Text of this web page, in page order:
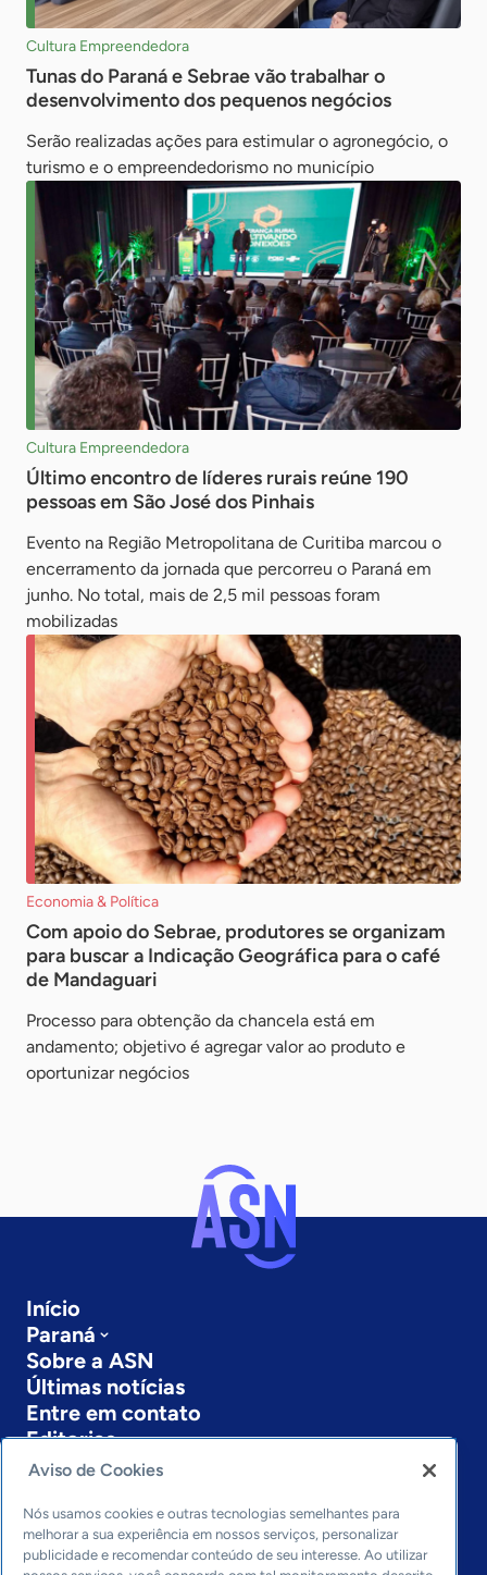
Cultura Empreendedora
Tunas do Paraná e Sebrae vão trabalhar o
desenvolvimento dos pequenos negócios
Serão realizadas ações para estimular o agronegócio, o
turismo e o empreendedorismo no município
Cultura Empreendedora
Último encontro de líderes rurais reúne 190
pessoas em São José dos Pinhais
Evento na Região Metropolitana de Curitiba marcou o
encerramento da jornada que percorreu o Paraná em
junho. No total, mais de 2,5 mil pessoas foram
mobilizadas
Economia & Política
Com apoio do Sebrae, produtores se organizam
para buscar a Indicação Geográfica para o café
de Mandaguari
Processo para obtenção da chancela está em
andamento; objetivo é agregar valor ao produto e
oportunizar negócios
Início
Paraná
Sobre a ASN
Últimas notícias
Entre em contato
Editorias
Economia & Política
Inovação & Tecnologia
Cultura empreendedora
Dados
Aviso de Cookies
Nós usamos cookies e outras tecnologias semelhantes para
melhorar a sua experiência em nossos serviços, personalizar
publicidade e recomendar conteúdo de seu interesse. Ao utilizar